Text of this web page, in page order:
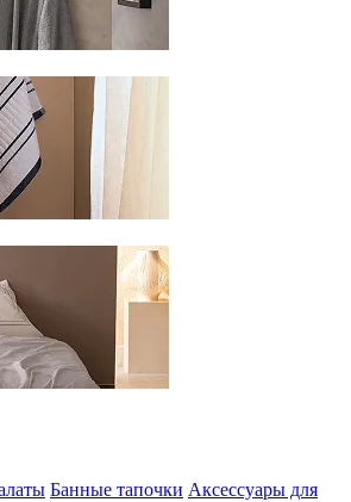
Банные тапочки Аксессуары для